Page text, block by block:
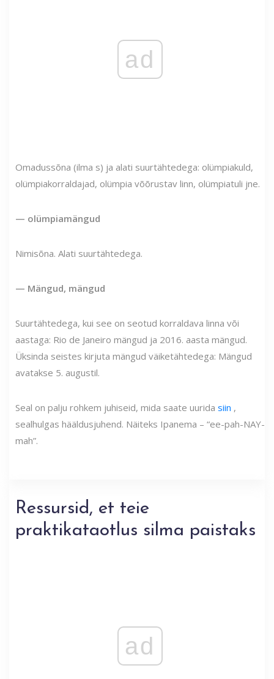
ad
Omadussõna (ilma s) ja alati suurtähtedega: olümpiakuld,
olümpiakorraldajad, olümpia võõrustav linn, olümpiatuli jne.
— olümpiamängud
Nimisõna. Alati suurtähtedega.
— Mängud, mängud
Suurtähtedega, kui see on seotud korraldava linna või
aastaga: Rio de Janeiro mängud ja 2016. aasta mängud.
Üksinda seistes kirjuta mängud väiketähtedega: Mängud
avatakse 5. augustil.
Seal on palju rohkem juhiseid, mida saate uurida siin ,
sealhulgas hääldusjuhend. Näiteks Ipanema – “ee-pah-NAY-
mah”.
Ressursid, et teie
praktikataotlus silma paistaks
ad